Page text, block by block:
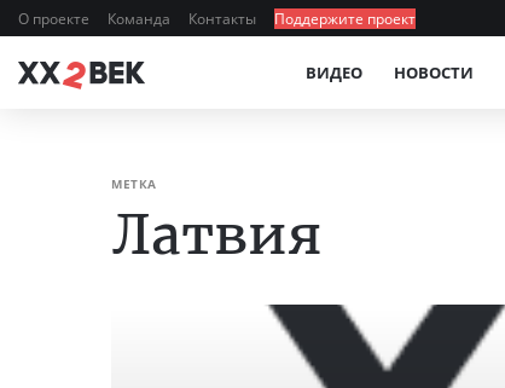
О проекте Команда Контакты Поддержите проект
ВИДЕО НОВОСТИ
МЕТКА
Латвия